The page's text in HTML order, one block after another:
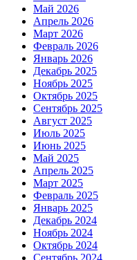
Май 2026
Апрель 2026
Март 2026
Февраль 2026
Январь 2026
Декабрь 2025
Ноябрь 2025
Октябрь 2025
Сентябрь 2025
Август 2025
Июль 2025
Июнь 2025
Май 2025
Апрель 2025
Март 2025
Февраль 2025
Январь 2025
Декабрь 2024
Ноябрь 2024
Октябрь 2024
Сентябрь 2024